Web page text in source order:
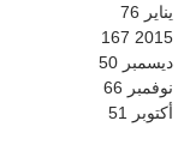
يناير 76
2015
167
ديسمبر 50
نوفمبر 66
أكتوبر
51